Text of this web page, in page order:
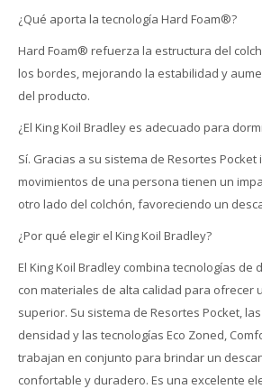
¿Qué aporta la tecnología Hard Foam®?
Hard Foam® refuerza la estructura del
los bordes, mejorando la estabilidad y
del producto.
¿El King Koil Bradley es adecuado para
Sí. Gracias a su sistema de Resortes
movimientos de una persona tienen un
otro lado del colchón, favoreciendo un
¿Por qué elegir el King Koil Bradley?
El King Koil Bradley combina tecnologías de
con materiales de alta calidad para ofrecer
superior. Su sistema de Resortes Pocket,
densidad y las tecnologías Eco Zoned,
trabajan en conjunto para brindar un
confortable y duradero. Es una excelente